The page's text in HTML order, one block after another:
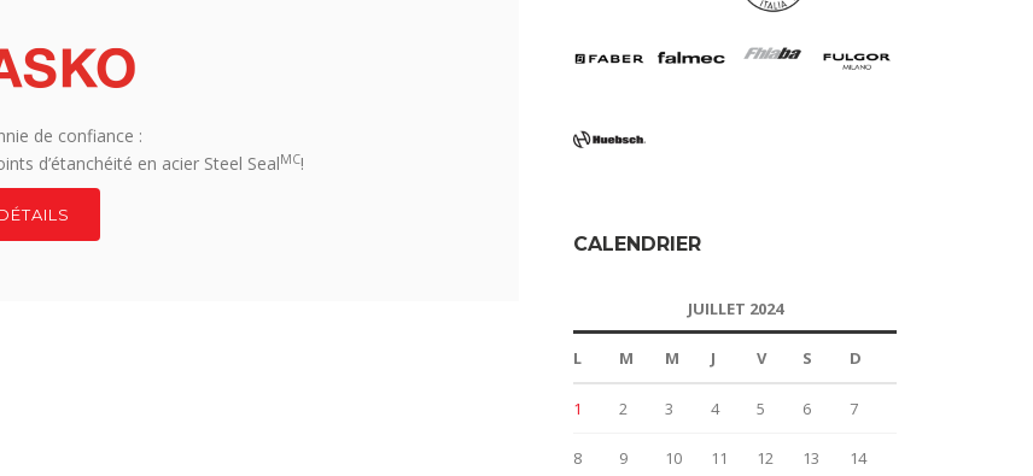
de confiance :
d’étanchéité en acier Steel SealMC!
CALENDRIER
JUILLET 2024
L M M J V S D
1 2 3 4 5 6 7
8 9 10 11 12 13 14